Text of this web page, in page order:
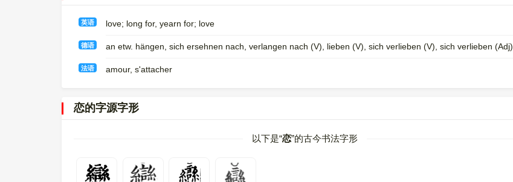
英语 love; long for, yearn for; love
德语 an etw. hängen, sich ersehnen nach, verlangen nach (V)​, lieben (V)​, sich verlieben (V)​, sich verlieben (Adj)
法语 amour, s'attacher
恋的字源字形
以下是“恋”的古今书法字形